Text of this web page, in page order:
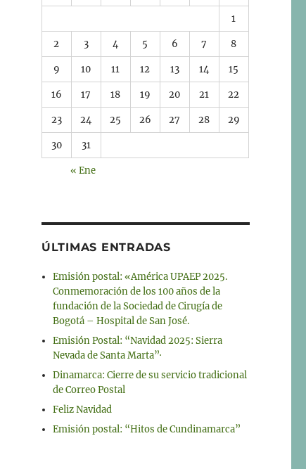
1
2 3 4 5 6 7 8
9 10 11 12 13 14 15
16 17 18 19 20 21 22
23 24 25 26 27 28 29
30 31
« Ene
ÚLTIMAS ENTRADAS
Emisión postal: «América UPAEP 2025.
Conmemoración de los 100 años de la
fundación de la Sociedad de Cirugía de
Bogotá – Hospital de San José.
Emisión Postal: “Navidad 2025: Sierra
Nevada de Santa Marta”·
Dinamarca: Cierre de su servicio tradicional
de Correo Postal
Feliz Navidad
Emisión postal: “Hitos de Cundinamarca”